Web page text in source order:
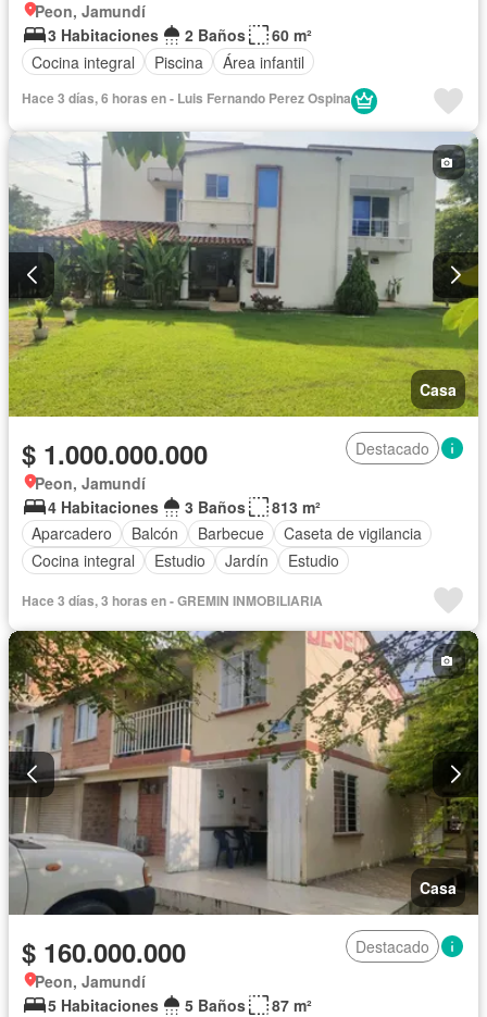
Peon, Jamundí
3 Habitaciones
2 Baños
60 m²
Cocina integral
Piscina Área infantil
Hace 3 días, 6 horas en - Luis Fernando Perez Ospina
Casa
$ 1.000.000.000
Destacado
Peon, Jamundí
4 Habitaciones
3 Baños
813 m²
Aparcadero
Balcón Barbecue
Caseta de vigilancia
Cocina integral
Estudio Jardín Estudio
Hace 3 días, 3 horas en - GREMIN INMOBILIARIA
Casa
$ 160.000.000
Destacado
Peon, Jamundí
5 Habitaciones
5 Baños
87 m²